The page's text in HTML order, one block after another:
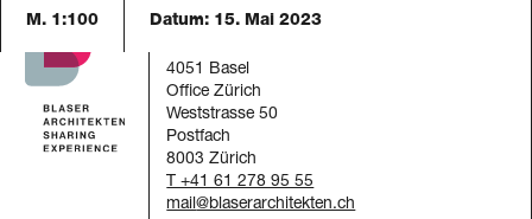
M. 1:100 Datum: 15. Mai 2023
Blaser Architekten AG
4051 Basel
Office Zürich
Weststrasse 50
Postfach
8003 Zürich
T +41 61 278 95 55
mail